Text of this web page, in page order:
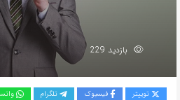
بازدید 229
توییتر فیسبوک تلگرام